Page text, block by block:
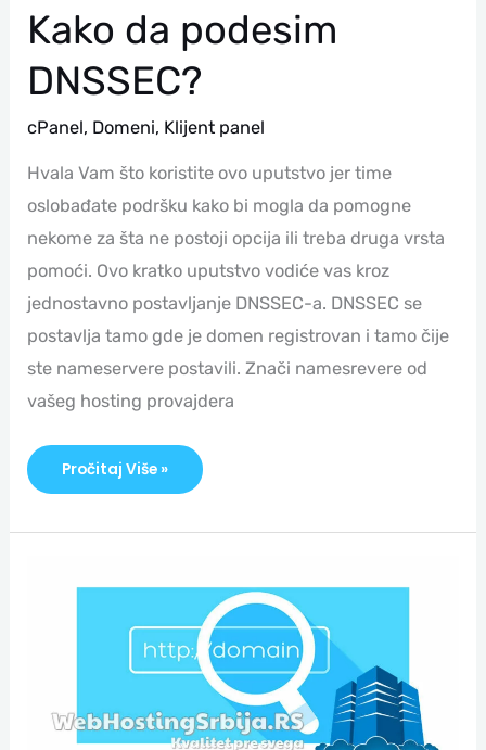
Kako da podesim
DNSSEC?
cPanel, Domeni, Klijent panel
Hvala Vam što koristite ovo uputstvo jer time
oslobađate podršku kako bi mogla da pomogne
nekome za šta ne postoji opcija ili treba druga vrsta
pomoći. Ovo kratko uputstvo vodiće vas kroz
jednostavno postavljanje DNSSEC-a. DNSSEC se
postavlja tamo gde je domen registrovan i tamo čije
ste nameservere postavili. Znači namesrevere od
vašeg hosting provajdera
Pročitaj Više »
Domena